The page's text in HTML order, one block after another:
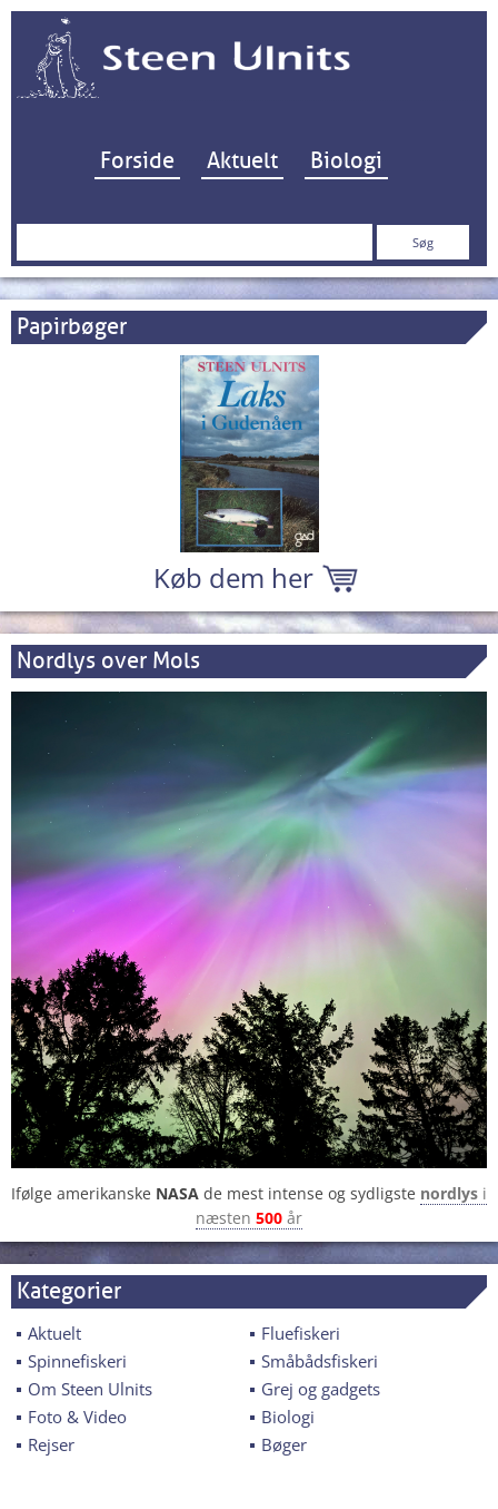
Hop til indhold
Forside Aktuelt Biologi
Søg
Papirbøger
Køb dem her
Nordlys over Mols
Ifølge amerikanske NASA de mest intense og sydligste nordlys i
næsten 500 år
Kategorier
Aktuelt
Fluefiskeri
Spinnefiskeri
Småbådsfiskeri
Om Steen Ulnits
Grej og gadgets
Foto & Video
Biologi
Rejser
Bøger